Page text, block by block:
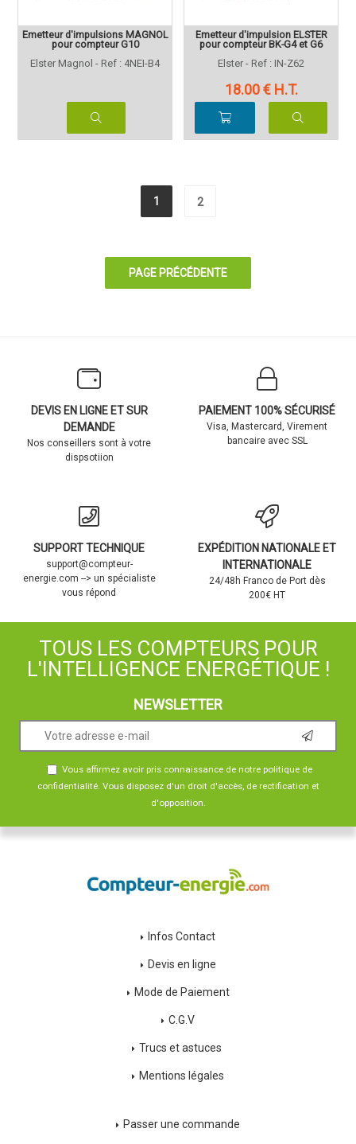
Emetteur d'impulsions MAGNOL
pour compteur G10
Elster Magnol - Ref : 4NEI-B4
Emetteur d'impulsion ELSTER
pour compteur BK-G4 et G6
Elster - Ref : IN-Z62
18.00 € H.T.
1 2
DEVIS EN LIGNE ET SUR
DEMANDE
Nos conseillers sont à votre
dispsotiion
PAIEMENT 100% SÉCURISÉ
Visa, Mastercard, Virement
bancaire avec SSL
SUPPORT TECHNIQUE
support@compteur-
energie.com --> un spécialiste
vous répond
EXPÉDITION NATIONALE ET
INTERNATIONALE
24/48h Franco de Port dès
200€ HT
TOUS LES COMPTEURS POUR
L'INTELLIGENCE ENERGÉTIQUE !
NEWSLETTER
Vous affirmez avoir pris connaissance de notre politique de
confidentialité. Vous disposez d'un droit d'accès, de rectification et
d'opposition.
Infos Contact
Devis en ligne
Mode de Paiement
C.G.V
Trucs et astuces
Mentions légales
Passer une commande